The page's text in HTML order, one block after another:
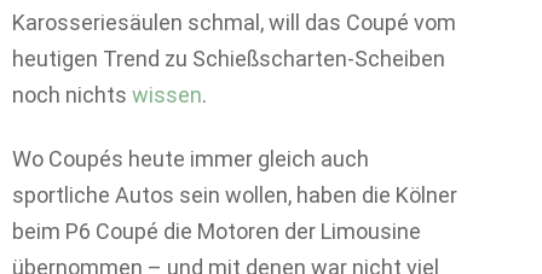
Karosseriesäulen schmal, will das Coupé vom
heutigen Trend zu Schießscharten-Scheiben
noch nichts wissen.
Wo Coupés heute immer gleich auch
sportliche Autos sein wollen, haben die Kölner
beim P6 Coupé die Motoren der Limousine
übernommen – und mit denen war nicht viel